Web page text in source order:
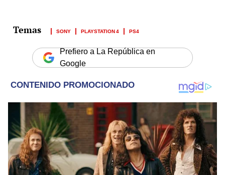
SONY PLAYSTATION 4 PS4
Prefiero a La República en
Google